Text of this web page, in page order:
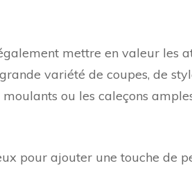
mettre en valeur les
variété de coupes, de
ou les caleçons
pour ajouter une touche de